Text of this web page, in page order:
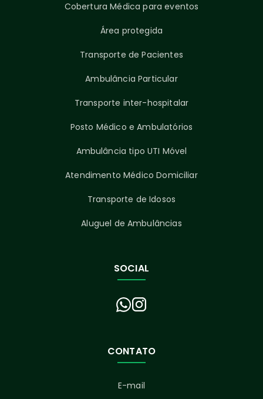
Cobertura Médica para eventos
Área protegida
Transporte de Pacientes
Ambulância Particular
Transporte inter-hospitalar
Posto Médico e Ambulatórios
Ambulância tipo UTI Móvel
Atendimento Médico Domiciliar
Transporte de Idosos
Aluguel de Ambulâncias
SOCIAL
CONTATO
E-mail